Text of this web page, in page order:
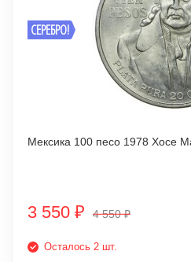
СЕРЕБРО!
3 550 ₽ 4 550₽
Осталось 2 шт.